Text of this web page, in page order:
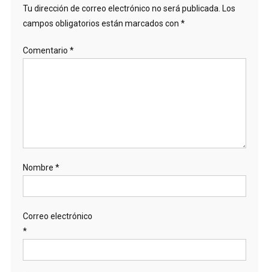
Tu dirección de correo electrónico no será publicada. Los
campos obligatorios están marcados con *
Comentario *
Nombre *
Correo electrónico
*